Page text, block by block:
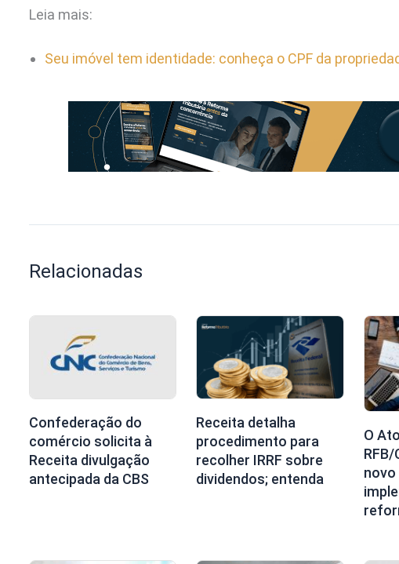
Leia mais:
Seu imóvel tem identidade: conheça o CPF da
Relacionadas
Confederação do
comércio solicita à
Receita divulgação
antecipada da CBS
Receita detalha
procedimento para
recolher IRRF sobre
dividendos; entenda
O
RFB/
novo